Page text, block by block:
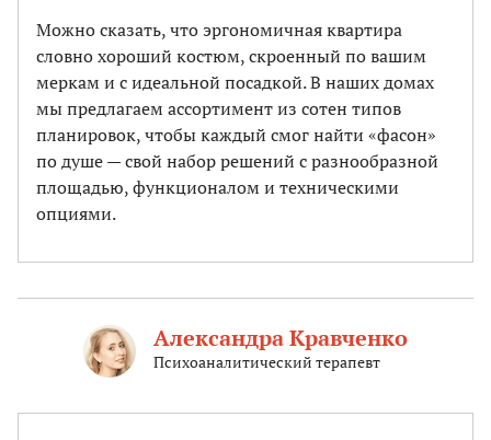
Можно сказать, что эргономичная квартира
словно хороший костюм, скроенный по вашим
меркам и с идеальной посадкой. В наших домах
мы предлагаем ассортимент из сотен типов
планировок, чтобы каждый смог найти «фасон»
по душе — свой набор решений с разнообразной
площадью, функционалом и техническими
опциями.
Александра Кравченко
Психоаналитический терапевт